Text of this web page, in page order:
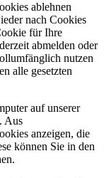
ablehnen
nach Cookies
für Ihre
abmelden oder
nutzen
alle gesetzten
auf unserer
Aus
anzeigen, die
können Sie in den